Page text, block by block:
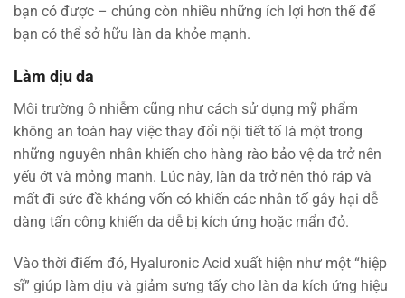
bạn có được – chúng còn nhiều những ích lợi hơn thế để
bạn có thể sở hữu làn da khỏe mạnh.
Làm dịu da
Môi trường ô nhiễm cũng như cách sử dụng mỹ phẩm
không an toàn hay việc thay đổi nội tiết tố là một trong
những nguyên nhân khiến cho hàng rào bảo vệ da trở nên
yếu ớt và mỏng manh. Lúc này, làn da trở nên thô ráp và
mất đi sức đề kháng vốn có khiến các nhân tố gây hại dễ
dàng tấn công khiến da dễ bị kích ứng hoặc mẩn đỏ.
Vào thời điểm đó, Hyaluronic Acid xuất hiện như một “hiệp
sĩ” giúp làm dịu và giảm sưng tấy cho làn da kích ứng hiệu